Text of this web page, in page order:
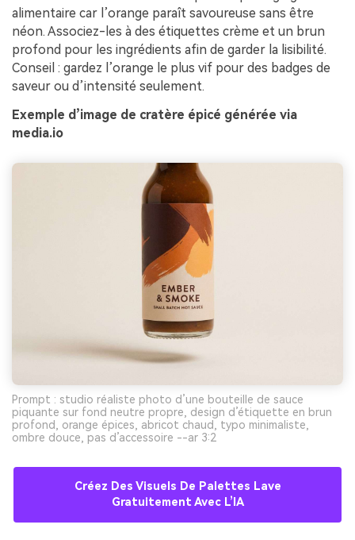
alimentaire car l’orange paraît savoureuse sans être
néon. Associez-les à des étiquettes crème et un brun
profond pour les ingrédients afin de garder la lisibilité.
Conseil : gardez l’orange le plus vif pour des badges de
saveur ou d’intensité seulement.
Exemple d’image de cratère épicé générée via
media.io
Prompt : studio réaliste photo d’une bouteille de sauce
piquante sur fond neutre propre, design d’étiquette en brun
profond, orange épices, abricot chaud, typo minimaliste,
ombre douce, pas d’accessoire --ar 3:2
Créez Des Visuels De Palettes Lave
Gratuitement Avec L’IA